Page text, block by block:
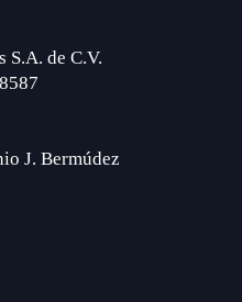
S.A. de C.V.
J. Bermúdez